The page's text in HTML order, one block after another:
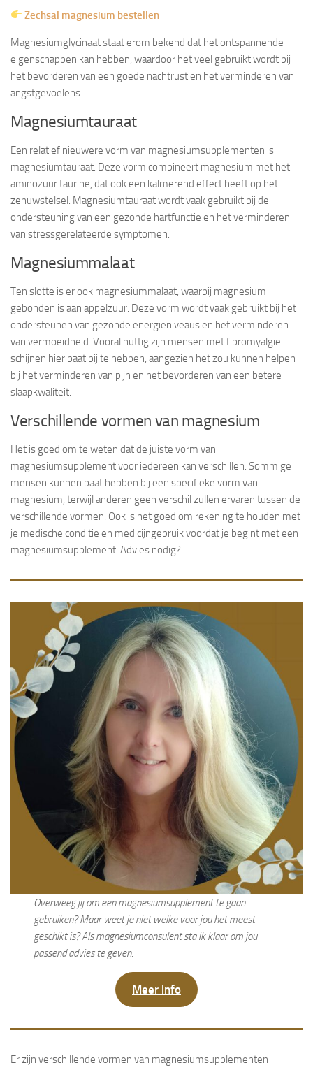
Zechsal magnesium bestellen
Magnesiumglycinaat staat erom bekend dat het ontspannende
eigenschappen kan hebben, waardoor het veel gebruikt wordt bij
het bevorderen van een goede nachtrust en het verminderen van
angstgevoelens.
Magnesiumtauraat
Een relatief nieuwere vorm van magnesiumsupplementen is
magnesiumtauraat. Deze vorm combineert magnesium met het
aminozuur taurine, dat ook een kalmerend effect heeft op het
zenuwstelsel. Magnesiumtauraat wordt vaak gebruikt bij de
ondersteuning van een gezonde hartfunctie en het verminderen
van stressgerelateerde symptomen.
Magnesiummalaat
Ten slotte is er ook magnesiummalaat, waarbij magnesium
gebonden is aan appelzuur. Deze vorm wordt vaak gebruikt bij het
ondersteunen van gezonde energieniveaus en het verminderen
van vermoeidheid. Vooral nuttig zijn mensen met fibromyalgie
schijnen hier baat bij te hebben, aangezien het zou kunnen helpen
bij het verminderen van pijn en het bevorderen van een betere
slaapkwaliteit.
Verschillende vormen van magnesium
Het is goed om te weten dat de juiste vorm van
magnesiumsupplement voor iedereen kan verschillen. Sommige
mensen kunnen baat hebben bij een specifieke vorm van
magnesium, terwijl anderen geen verschil zullen ervaren tussen de
verschillende vormen. Ook is het goed om rekening te houden met
je medische conditie en medicijngebruik voordat je begint met een
magnesiumsupplement. Advies nodig?
Overweeg jij om een magnesiumsupplement te gaan
gebruiken? Maar weet je niet welke voor jou het meest
geschikt is? Als magnesiumconsulent sta ik klaar om jou
passend advies te geven.
Meer info
Er zijn verschillende vormen van magnesiumsupplementen